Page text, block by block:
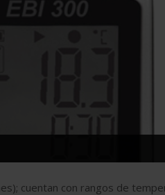
cuentan con rangos de